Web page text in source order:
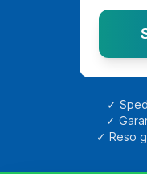
✓
✓
✓ Reso